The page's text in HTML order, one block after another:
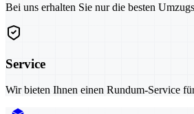
Bei uns erhalten Sie nur die besten
Service
Wir bieten Ihnen einen Rundum-Service